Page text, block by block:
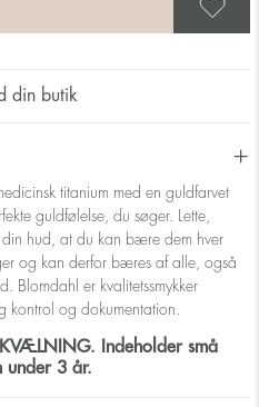
din butik
titanium med en guldfarvet
guldfølelse, du søger. Lette,
din hud, at du kan bære dem hver
og kan derfor bæres af alle, også
Blomdahl er kvalitetssmykker
kontrol og dokumentation.
KVÆLNING. Indeholder små
under 3 år.